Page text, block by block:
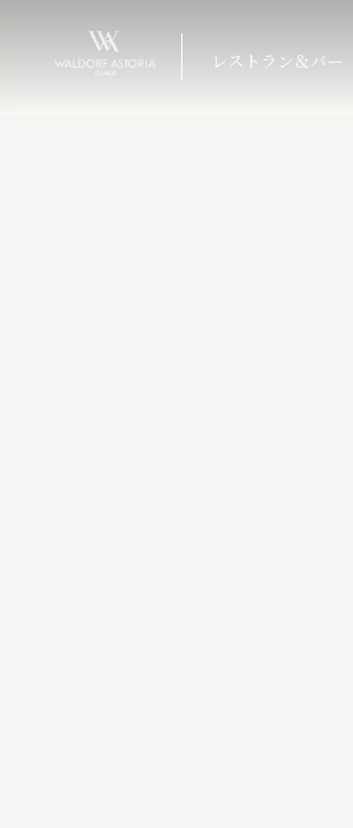
レストラン＆バー